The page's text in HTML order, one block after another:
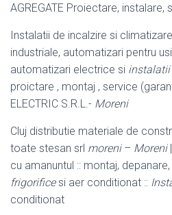
AGREGATE Proiectare, instalare,
Instalatii de incalzire si
industriale, automatizari pentru
automatizari electrice si
proictare , montaj , service
ELECTRIC S.R.L.- Moreni
Cluj distributie materiale de
toate stesan srl moreni– Moreni
cu amanuntul :: montaj,
frigorificesi aer conditionat ::
conditionat